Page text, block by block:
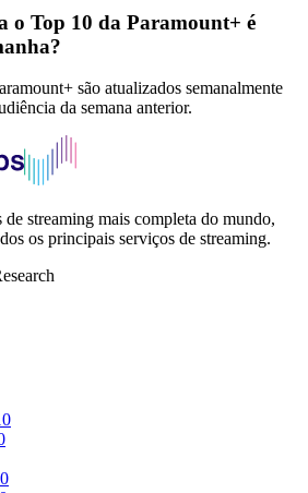
o Top 10 da Paramount+ é
são atualizados semanalmente
da semana anterior.
streaming mais completa do mundo,
os principais serviços de streaming.